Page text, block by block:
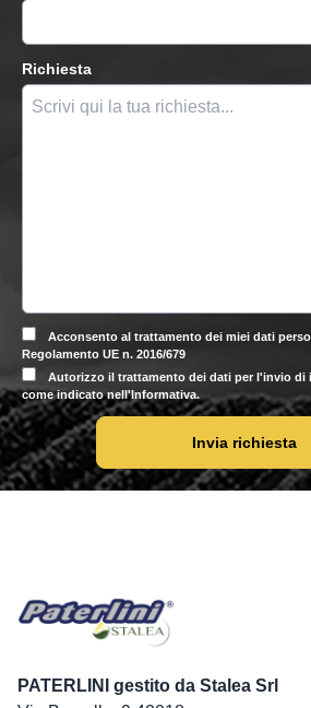
Richiesta
Acconsento al trattamento dei miei dati
Regolamento UE n. 2016/679
Autorizzo il trattamento dei dati per l'invio di
come indicato nell'Informativa.
Invia richiesta
PATERLINI gestito da Stalea Srl